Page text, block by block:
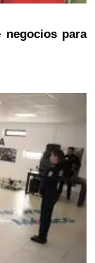
negocios para